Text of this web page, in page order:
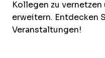
Kollegen zu vernetzen
erweitern. Entdecken
Veranstaltungen!